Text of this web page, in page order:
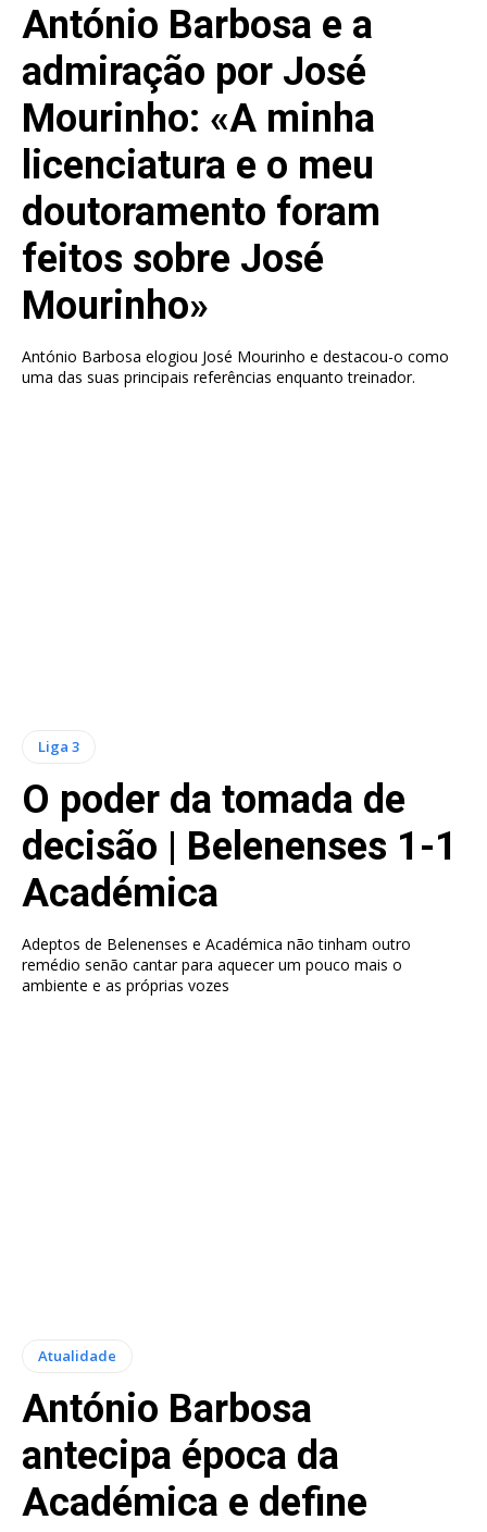
António Barbosa e a
admiração por José
Mourinho: «A minha
licenciatura e o meu
doutoramento foram
feitos sobre José
Mourinho»
António Barbosa elogiou José Mourinho e destacou-o como
uma das suas principais referências enquanto treinador.
Liga 3
O poder da tomada de
decisão | Belenenses 1-1
Académica
Adeptos de Belenenses e Académica não tinham outro
remédio senão cantar para aquecer um pouco mais o
ambiente e as próprias vozes
Atualidade
António Barbosa
antecipa época da
Académica e define